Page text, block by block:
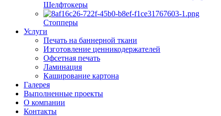
Шелфтокеры
Стопперы
Услуги
Печать на баннерной ткани
Изготовление ценникодержателей
Офсетная печать
Ламинация
Каширование картона
Галерея
Выполненные проекты
О компании
Контакты